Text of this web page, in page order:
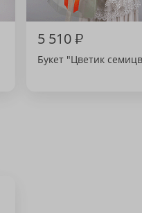
5 510₽
Букет "Цветик